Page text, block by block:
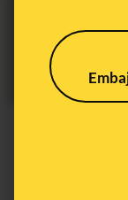
No, no
COVID-
Sofía
Hospital